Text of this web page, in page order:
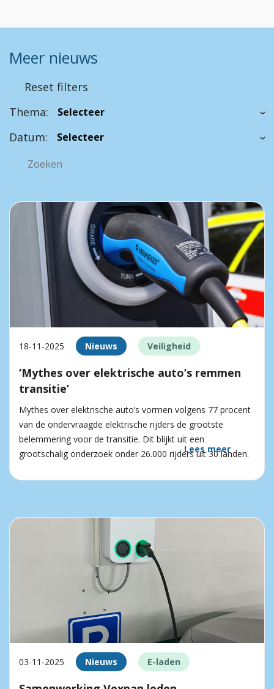
Meer nieuws
Reset filters
Thema:
Datum:
18-11-2025 Nieuws Veiligheid
‘Mythes over elektrische auto’s remmen
transitie’
Mythes over elektrische auto’s vormen volgens 77 procent
van de ondervraagde elektrische rijders de grootste
belemmering voor de transitie. Dit blijkt uit een
grootschalig onderzoek onder 26.000 rijders uit 30 landen.
Lees meer
03-11-2025 Nieuws E-laden